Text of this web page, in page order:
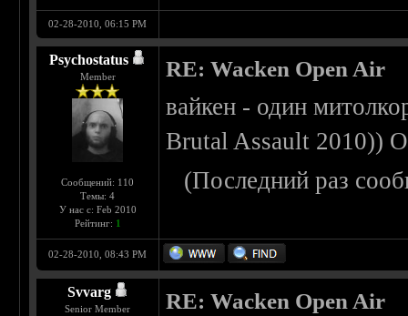
02-28-2010, 06:15 PM
Psychostatus
Member
Сообщений: 110
Темы: 4
У нас с: Feb 2010
Рейтинг: 1
RE: Wacken Open Air
вайкен - один
Brutal Assault 2010))
(Последний раз
02-28-2010, 08:43 PM
Svvarg
Senior Member RE: Wacken Open Air